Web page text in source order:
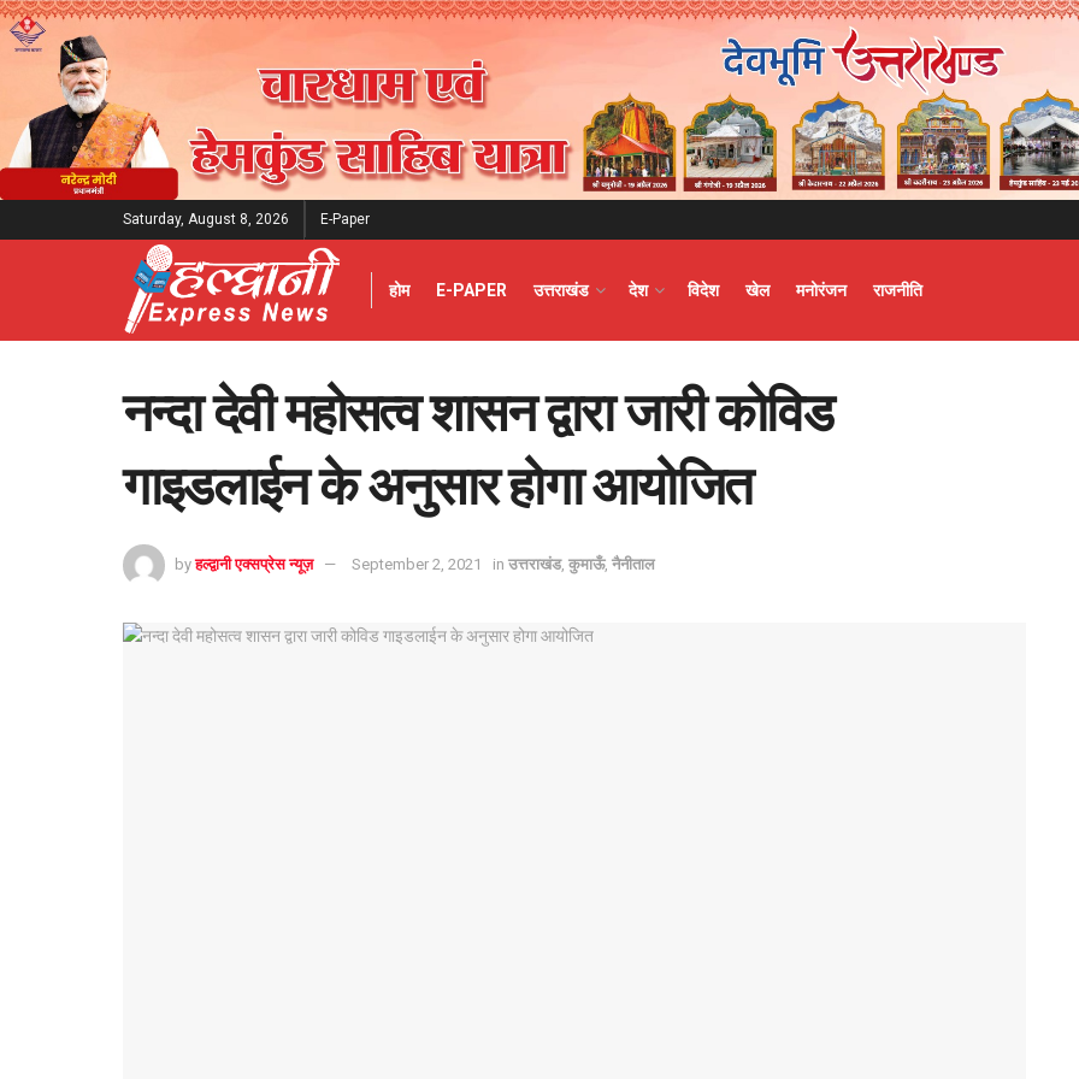
Saturday, August 8, 2026 E-Paper
होम E-PAPER उत्तराखंड देश विदेश खेल मनोरंजन राजनीति
नन्दा देवी महोसत्व शासन द्वारा जारी कोविड
गाइडलाईन के अनुसार होगा आयोजित
by हल्द्वानी एक्सप्रेस न्यूज़ September 2, 2021 in उत्तराखंड, कुमाऊँ, नैनीताल